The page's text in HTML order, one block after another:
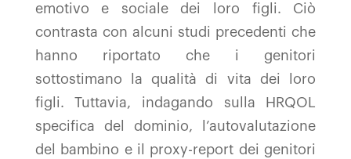
emotivo e sociale dei loro figli. Ciò
contrasta con alcuni studi precedenti che
hanno riportato che i genitori
sottostimano la qualità di vita dei loro
figli. Tuttavia, indagando sulla HRQOL
specifica del dominio, l’autovalutazione
del bambino e il proxy-report dei genitori